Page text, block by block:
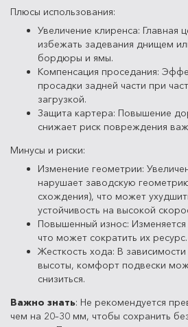
Плюсы использования:
Увеличение клиренса: Главная
избежать задевания днищем
бордюры и ямы.
Компенсация проседания:
просадки задней части при
загрузкой.
Защита картера: Повышение
снижает риск повреждения
Минусы и риски:
Изменение геометрии:
нарушает заводскую
схождения), что может
устойчивость на высокой
Повышенный износ:
что может сократить их ресурс.
Жесткость хода: В
высоты, комфорт подвески
снизиться.
Важно знать: Не рекомендуется
чем на 20–30 мм, чтобы сохранить